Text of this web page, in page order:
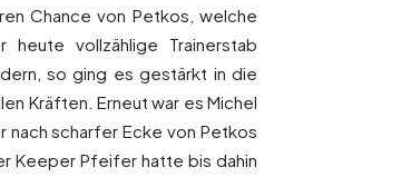
Chance von Petkos, welche
vollzählige Trainerstab
so ging es gestärkt in die
Kräften. Erneut war es Michel
nach scharfer Ecke von Petkos
Keeper Pfeifer hatte bis dahin